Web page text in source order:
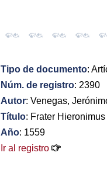
Tipo de documento:
Núm. de registro: 2390
Autor: Venegas,
Título: Frater
Año: 1559
Ir al registro